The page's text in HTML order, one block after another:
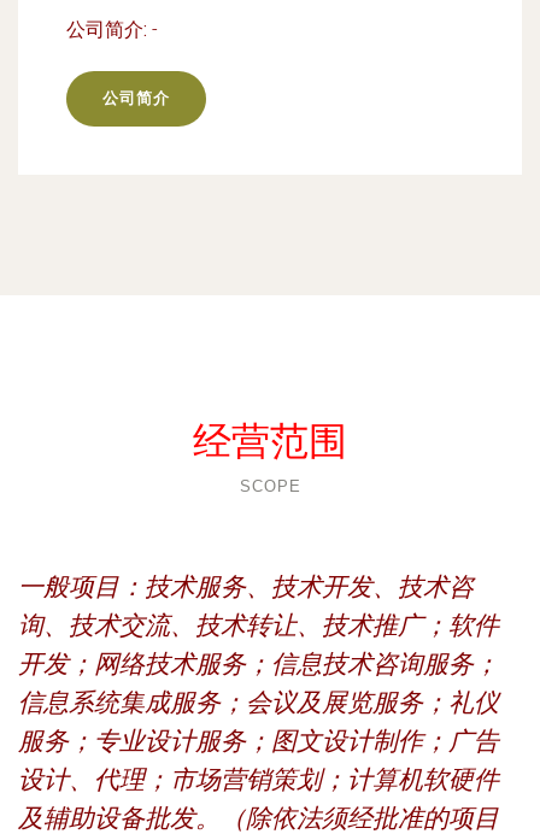
公司简介: -
公司简介
经营范围
SCOPE
一般项目：技术服务、技术开发、技术咨
询、技术交流、技术转让、技术推广；软件
开发；网络技术服务；信息技术咨询服务；
信息系统集成服务；会议及展览服务；礼仪
服务；专业设计服务；图文设计制作；广告
设计、代理；市场营销策划；计算机软硬件
及辅助设备批发。（除依法须经批准的项目